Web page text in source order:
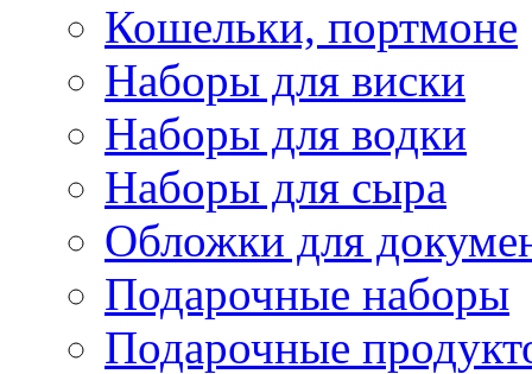
Кошельки, портмоне
Наборы для виски
Наборы для водки
Наборы для сыра
Обложки для
Подарочные наборы
Подарочные